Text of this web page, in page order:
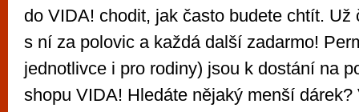
do VIDA! chodit, jak často budete chtít. Už
s ní za polovic a každá další zadarmo!
jednotlivce i pro rodiny) jsou k dostání na
shopu VIDA! Hledáte nějaký menší